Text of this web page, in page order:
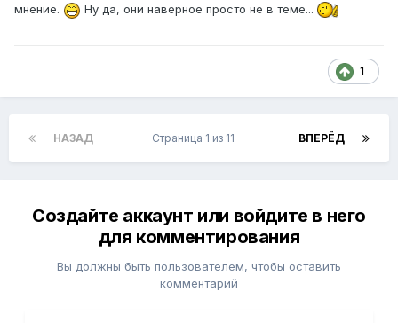
мнение.
Ну да, они наверное просто не в теме...
1
НАЗАД ВПЕРЁД
Страница 1 из 11
Создайте аккаунт или войдите в него
для комментирования
Вы должны быть пользователем, чтобы оставить
комментарий